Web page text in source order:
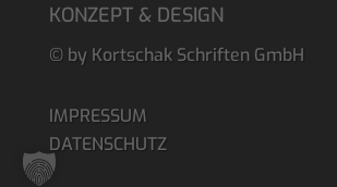
KONZEPT & DESIGN
© by Kortschak Schriften GmbH
IMPRESSUM
DATENSCHUTZ